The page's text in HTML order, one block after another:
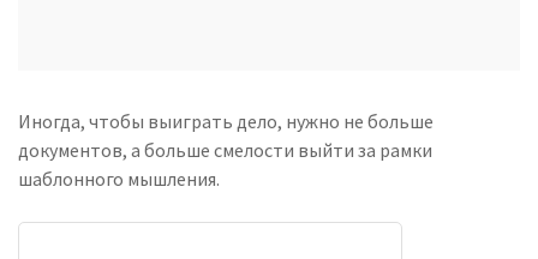
Иногда, чтобы выиграть дело, нужно не больше
документов, а больше смелости выйти за рамки
шаблонного мышления.